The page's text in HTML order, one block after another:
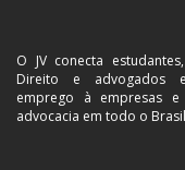
O JV conecta
Direito e advogados
emprego à empresas
advocacia em todo o